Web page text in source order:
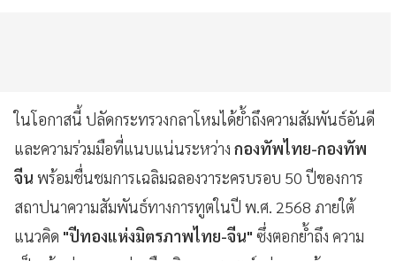
ในโอกาสนี้ ปลัดกระทรวงกลาโหมได้ย้ำถึงความสัมพันธ์อันดี
และความร่วมมือที่แนบแน่นระหว่าง กองทัพไทย-กองทัพ
จีน พร้อมชื่นชมการเฉลิมฉลองวาระครบรอบ 50 ปีของการ
สถาปนาความสัมพันธ์ทางการทูตในปี พ.ศ. 2568 ภายใต้
แนวคิด "ปีทองแห่งมิตรภาพไทย-จีน" ซึ่งตอกย้ำถึง ความ